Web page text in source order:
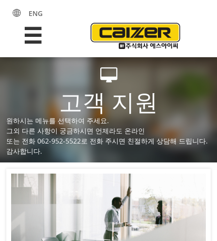
ENG



고객 지원
원하시는 메뉴를 선택하여 주세요.
그외 다른 사항이 궁금하시면 언제라도 온라인
또는 전화 062-952-5522로 전화 주시면 친절하게 상담해 드립니다.
감사합니다.